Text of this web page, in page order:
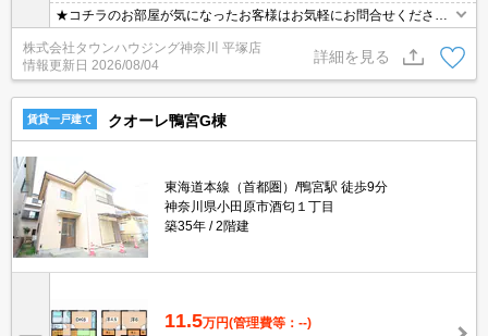
★コチラのお部屋が気になったお客様はお気軽にお問合せください
ませ★専門スタッフが詳細情報をご案内させていただきます！もち
ろん、他の物件もまとめてご紹介可能です！
株式会社タウンハウジング神奈川 平塚店
情報更新日 2026/08/04
詳細を見る
賃貸一戸建て クオーレ鴨宮G棟
東海道本線（首都圏）/鴨宮駅 徒歩9分
神奈川県小田原市酒匂１丁目
築35年
2階建
11.5万円(管理費等：--)